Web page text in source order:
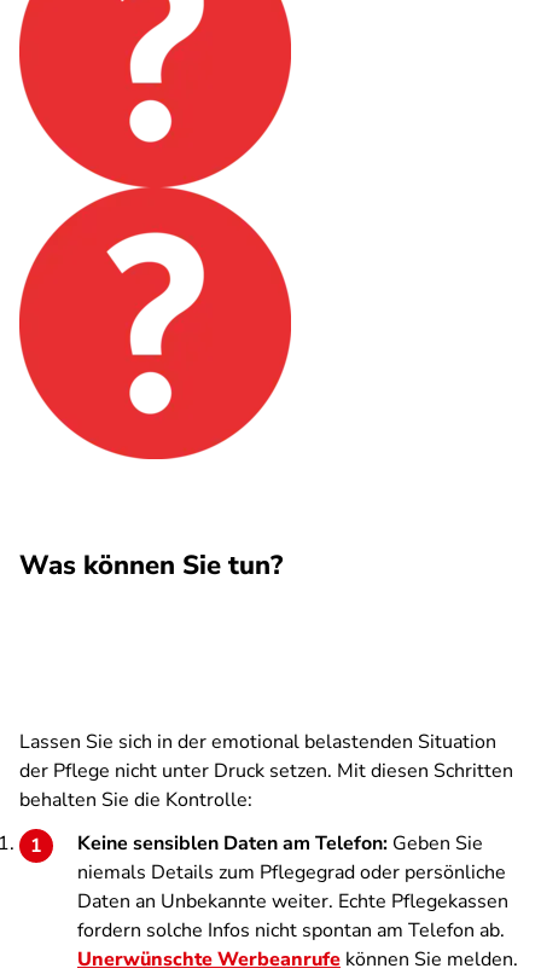
Was können Sie tun?
Lassen Sie sich in der emotional belastenden Situation
der Pflege nicht unter Druck setzen. Mit diesen Schritten
behalten Sie die Kontrolle:
Keine sensiblen Daten am Telefon: Geben Sie
niemals Details zum Pflegegrad oder persönliche
Daten an Unbekannte weiter. Echte Pflegekassen
fordern solche Infos nicht spontan am Telefon ab.
Unerwünschte Werbeanrufe können Sie melden.